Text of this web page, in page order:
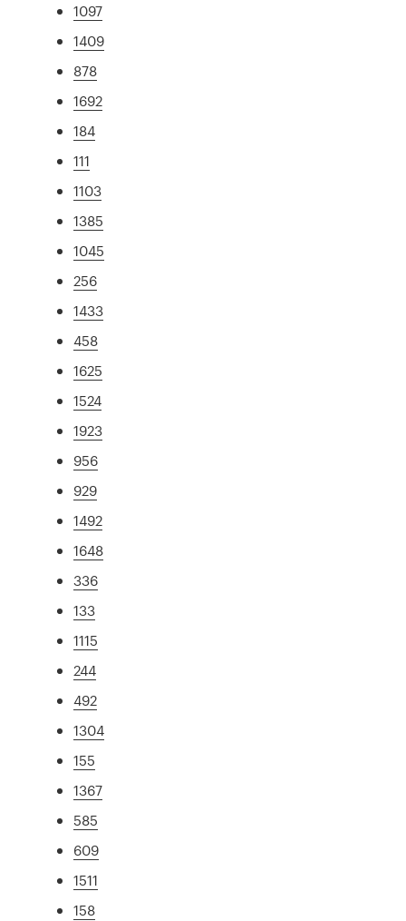
1097
1409
878
1692
184
111
1103
1385
1045
256
1433
458
1625
1524
1923
956
929
1492
1648
336
133
1115
244
492
1304
155
1367
585
609
1511
158